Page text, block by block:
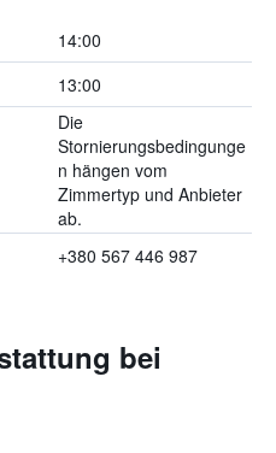
14:00
13:00
Die
Stornierungsbedingunge
n hängen vom
Zimmertyp und Anbieter
ab.
+380 567 446 987
bei